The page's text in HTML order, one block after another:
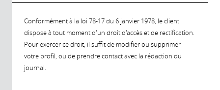
Conformément à la loi 78-17 du 6 janvier 1978, le client
dispose à tout moment d'un droit d'accès et de rectification.
Pour exercer ce droit, il suffit de modifier ou supprimer
votre profil, ou de prendre contact avec la rédaction du
journal.